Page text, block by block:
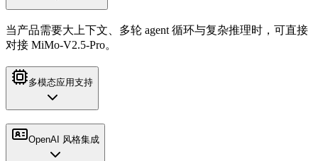
当产品需要大上下文、多轮 agent 循环与复杂推理时，可直接
对接 MiMo-V2.5-Pro。
多模态应用支持
OpenAI 风格集成